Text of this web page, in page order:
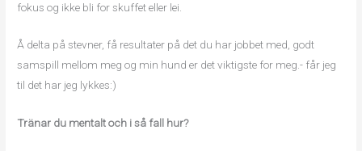
fokus og ikke bli for skuffet eller lei.
Å delta på stevner, få resultater på det du har jobbet med, godt
samspill mellom meg og min hund er det viktigste for meg.- får jeg
til det har jeg lykkes:)
Tränar du mentalt och i så fall hur?